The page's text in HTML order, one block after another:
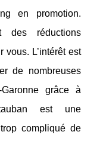
en promotion.
des réductions
vous. L’intérêt est
de nombreuses
grâce à
est une
compliqué de